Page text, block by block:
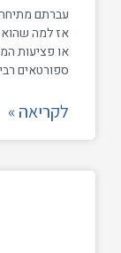
עברתם
אז למה שהוא
או פציעות
ספורטאים
לקריאה »